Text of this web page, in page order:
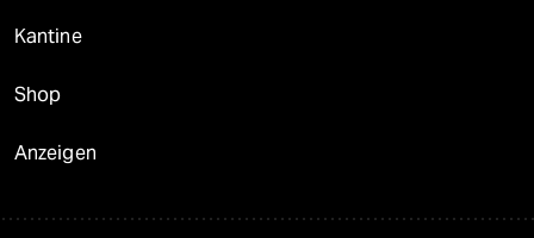
Kantine
Shop
Anzeigen